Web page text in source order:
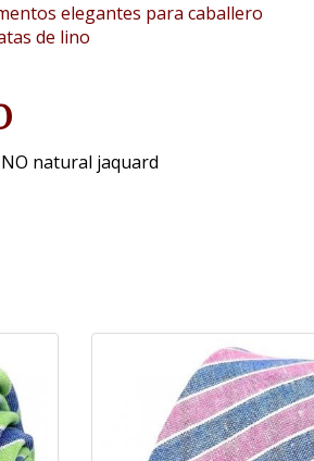
elegantes para caballero
de lino
natural jaquard